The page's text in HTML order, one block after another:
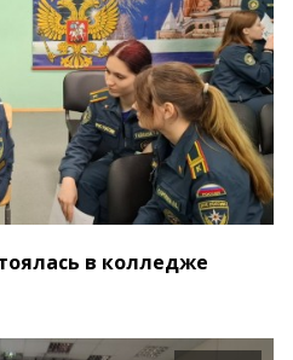
в колледже